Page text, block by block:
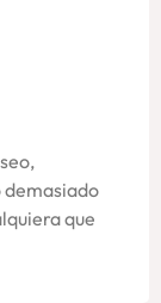
demasiado
que